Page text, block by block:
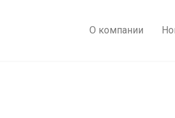
О компании